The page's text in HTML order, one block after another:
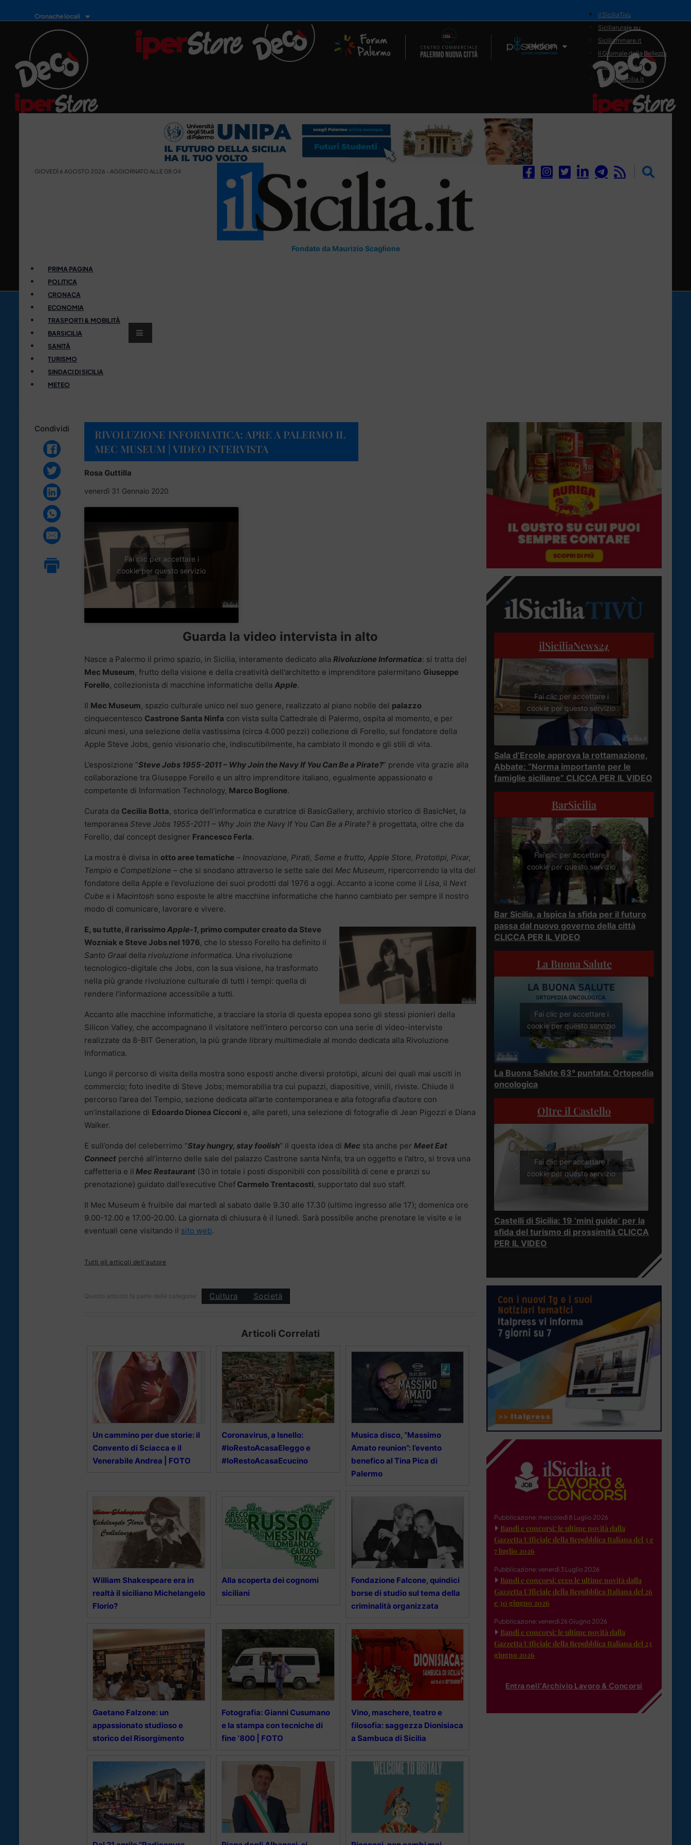
Cronache locali
Il Network
il SiciliaTivù
Siciliarurale.eu
Siciliammare.it
Il Giornale della Bellezza
Siciliamedica.it
Sanitainsicilia.it
GIOVEDÌ 6 AGOSTO 2026 - AGGIORNATO ALLE 08:04
Fondato da Maurizio Scaglione
PRIMA PAGINA
POLITICA
CRONACA
ECONOMIA
TRASPORTI & MOBILITÀ
BARSICILIA
SANITÀ
TURISMO
SINDACI DI SICILIA
METEO
Condividi
RIVOLUZIONE INFORMATICA: APRE A PALERMO IL
MEC MUSEUM | VIDEO INTERVISTA
Rosa Guttilla
venerdì 31 Gennaio 2020
Fai clic per accettare i
cookie per questo servizio
Guarda la video intervista in alto
Nasce a Palermo il primo spazio, in Sicilia, interamente dedicato alla Rivoluzione Informatica: si tratta del
Mec Museum, frutto della visione e della creatività dell’architetto e imprenditore palermitano Giuseppe
Forello, collezionista di macchine informatiche della Apple.
Il Mec Museum, spazio culturale unico nel suo genere, realizzato al piano nobile del palazzo
cinquecentesco Castrone Santa Ninfa con vista sulla Cattedrale di Palermo, ospita al momento, e per
alcuni mesi, una selezione della vastissima (circa 4.000 pezzi) collezione di Forello, sul fondatore della
Apple Steve Jobs, genio visionario che, indiscutibilmente, ha cambiato il mondo e gli stili di vita.
L’esposizione “Steve Jobs 1955-2011 – Why Join the Navy If You Can Be a Pirate?” prende vita grazie alla
collaborazione tra Giuseppe Forello e un altro imprenditore italiano, egualmente appassionato e
competente di Information Technology, Marco Boglione.
Curata da Cecilia Botta, storica dell’informatica e curatrice di BasicGallery, archivio storico di BasicNet, la
temporanea Steve Jobs 1955-2011 – Why Join the Navy If You Can Be a Pirate? è progettata, oltre che da
Forello, dal concept designer Francesco Ferla.
La mostra è divisa in otto aree tematiche – Innovazione, Pirati, Seme e frutto, Apple Store, Prototipi, Pixar,
Tempio e Competizione – che si snodano attraverso le sette sale del Mec Museum, ripercorrendo la vita del
fondatore della Apple e l’evoluzione dei suoi prodotti dal 1976 a oggi. Accanto a icone come il Lisa, il Next
Cube e i Macintosh sono esposte le altre macchine informatiche che hanno cambiato per sempre il nostro
modo di comunicare, lavorare e vivere.
E, su tutte, il rarissimoApple-1, primo computer creato da Steve
Wozniak e Steve Jobs nel 1976, che lo stesso Forello ha definito il
Santo Graal della rivoluzione informatica. Una rivoluzione
tecnologico-digitale che Jobs, con la sua visione, ha trasformato
nella più grande rivoluzione culturale di tutti i tempi: quella di
rendere l’informazione accessibile a tutti.
Accanto alle macchine informatiche, a tracciare la storia di questa epopea sono gli stessi pionieri della
Silicon Valley, che accompagnano il visitatore nell’intero percorso con una serie di video-interviste
realizzate da 8-BIT Generation, la più grande library multimediale al mondo dedicata alla Rivoluzione
Informatica.
Lungo il percorso di visita della mostra sono esposti anche diversi prototipi, alcuni dei quali mai usciti in
commercio; foto inedite di Steve Jobs; memorabilia tra cui pupazzi, diapositive, vinili, riviste. Chiude il
percorso l’area del Tempio, sezione dedicata all’arte contemporanea e alla fotografia d’autore con
un’installazione di Edoardo Dionea Cicconi e, alle pareti, una selezione di fotografie di Jean Pigozzi e Diana
Walker.
E sull’onda del celeberrimo “Stay hungry, stay foolish” il questa idea di Mec sta anche per Meet Eat
Connect perché all’interno delle sale del palazzo Castrone santa Ninfa, tra un oggetto e l’altro, si trova una
caffetteria e il Mec Restaurant (30 in totale i posti disponibili con possibilità di cene e pranzi su
prenotazione) guidato dall’executive Chef Carmelo Trentacosti, supportato dal suo staff.
Il Mec Museum è fruibile dal martedì al sabato dalle 9.30 alle 17.30 (ultimo ingresso alle 17); domenica ore
9.00-12.00 e 17.00-20.00. La giornata di chiusura è il lunedì. Sarà possibile anche prenotare le visite e le
eventuali cene visitando il sito web.
Tutti gli articoli dell'autore
Questo articolo fa parte delle categorie: Cultura Società
Articoli Correlati
Un cammino per due storie: il
Convento di Sciacca e il
Venerabile Andrea | FOTO
Coronavirus, a Isnello:
#IoRestoAcasaEleggo e
#IoRestoAcasaEcucino
Musica disco, “Massimo
Amato reunion”: l’evento
benefico al Tina Pica di
Palermo
William Shakespeare era in
realtà il siciliano Michelangelo
Florio?
Alla scoperta dei cognomi
siciliani
Fondazione Falcone, quindici
borse di studio sul tema della
criminalità organizzata
Gaetano Falzone: un
appassionato studioso e
storico del Risorgimento
Fotografia: Gianni Cusumano
e la stampa con tecniche di
fine ‘800 | FOTO
Vino, maschere, teatro e
filosofia: saggezza Dionisiaca
a Sambuca di Sicilia
ilSiciliaNews24
Fai clic per accettare i
cookie per questo servizio
Sala d’Ercole approva la rottamazione,
Abbate: “Norma importante per le
famiglie siciliane” CLICCA PER IL VIDEO
BarSicilia
Fai clic per accettare i
cookie per questo servizio
Bar Sicilia, a Ispica la sfida per il futuro
passa dal nuovo governo della città
CLICCA PER IL VIDEO
La Buona Salute
Fai clic per accettare i
cookie per questo servizio
La Buona Salute 63° puntata: Ortopedia
oncologica
Oltre il Castello
Fai clic per accettare i
cookie per questo servizio
Castelli di Sicilia: 19 ‘mini guide’ per la
sfida del turismo di prossimità CLICCA
PER IL VIDEO
Pubblicazione: mercoledì 8 Luglio 2026
Bandi e concorsi: le ultime novità dalla
Gazzetta Ufficiale della Repubblica Italiana del 3 e
7 luglio 2026
Pubblicazione: venerdì 3 Luglio 2026
Bandi e concorsi: ecco le ultime novità dalla
Gazzetta Ufficiale della Repubblica Italiana del 26
e 30 giugno 2026
Pubblicazione: venerdì 26 Giugno 2026
Bandi e concorsi: le ultime novità dalla
Gazzetta Ufficiale della Repubblica Italiana del 23
giugno 2026
Entra nell'Archivio Lavoro & Concorsi